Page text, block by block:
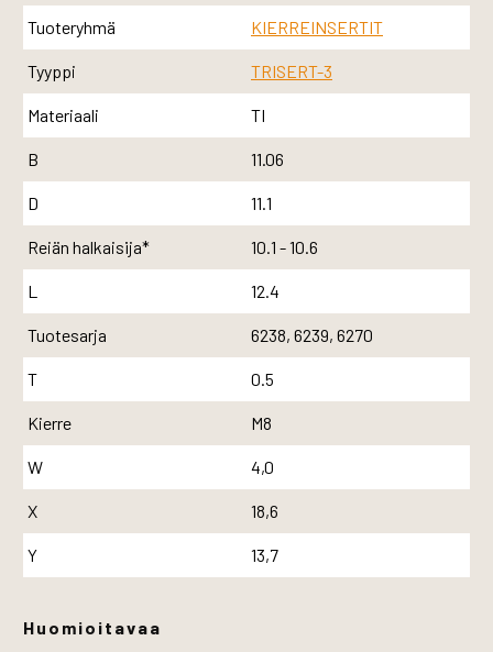
Tuoteryhmä KIERREINSERTIT
Tyyppi TRISERT-3
Materiaali TI
B 11.06
D 11.1
Reiän halkaisija* 10.1 - 10.6
L 12.4
Tuotesarja 6238, 6239, 6270
T 0.5
Kierre M8
W 4,0
X 18,6
Y 13,7
Huomioitavaa